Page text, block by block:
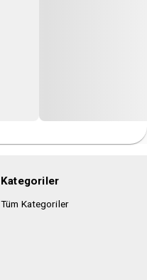
Kategoriler
Tüm Kategoriler